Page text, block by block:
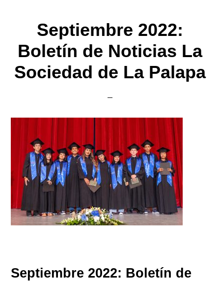
Septiembre 2022:
Boletín de Noticias La
Sociedad de La Palapa
Septiembre 2022: Boletín de